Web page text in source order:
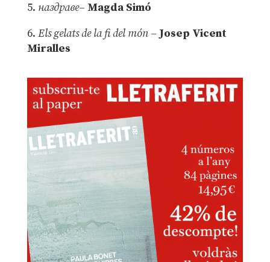
5. наздраве– Magda Simó
6. Els gelats de la fi del món – Josep Vicent
Miralles